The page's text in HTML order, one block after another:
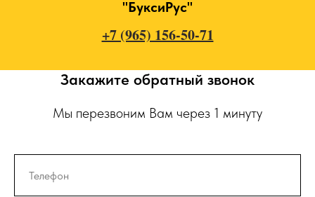
"БуксиРус"
+7 (965) 156-50-71
Закажите обратный звонок
Мы перезвоним Вам через 1 минуту